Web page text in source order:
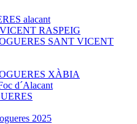
alacant
RASPEIG
SANT VICENT
XÀBIA
d´Alacant
2025